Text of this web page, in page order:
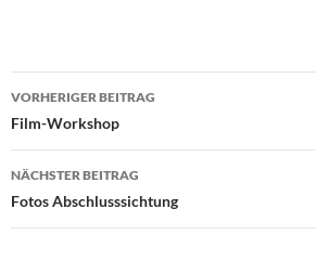
Beitragsnavigation
VORHERIGER BEITRAG
Film-Workshop
NÄCHSTER BEITRAG
Fotos Abschlusssichtung